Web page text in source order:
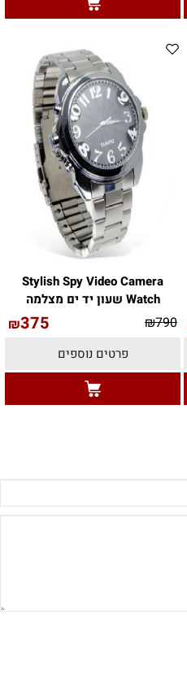
Stylish Spy Video Camera
Watch שעון יד ים מצלמה
₪790
₪375
פרטים נוספים